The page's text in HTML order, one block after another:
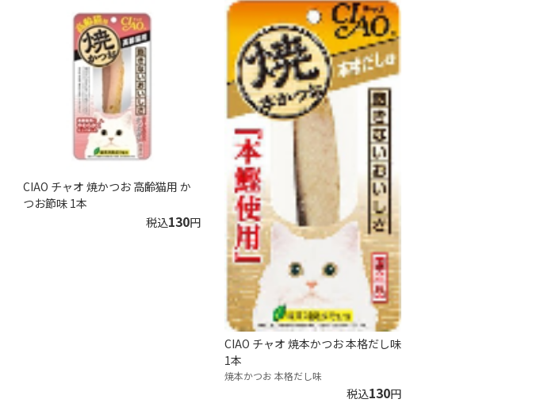
CIAO チャオ 焼かつお 高齢猫用 か
つお節味 1本
税込130円
CIAO チャオ 焼本かつお 本格だし味
1本
焼本かつお 本格だし味
税込130円